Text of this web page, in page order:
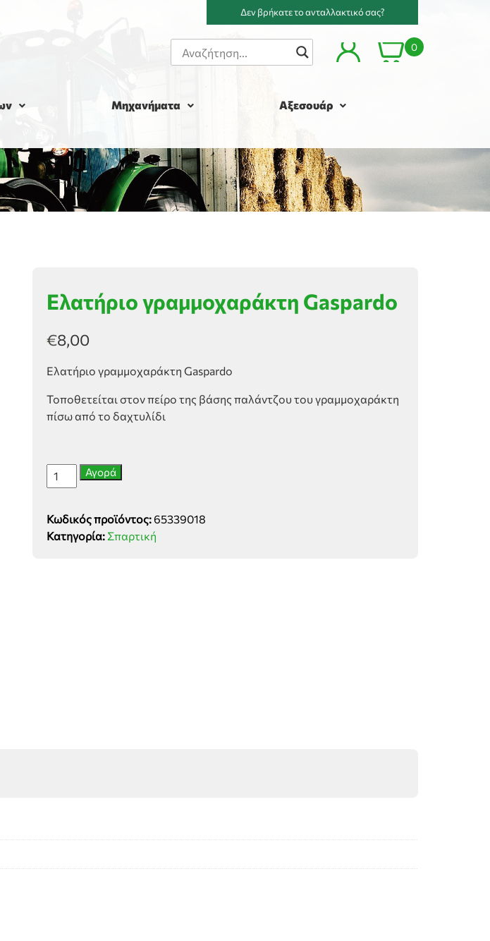
Δεν βρήκατε το ανταλλακτικό σας?
0
Μηχανήματα Αξεσουάρ
Ελατήριο γραμμοχαράκτη Gaspardo
€8,00
Ελατήριο γραμμοχαράκτη Gaspardo
Τοποθετείται στον πείρο της βάσης παλάντζου του γραμμοχαράκτη
πίσω από το δαχτυλίδι
Ελατήριο
γραμμοχαράκτη
ποσότητα
Αγορά
Κωδικός προϊόντος: 65339018
Κατηγορία: Σπαρτική